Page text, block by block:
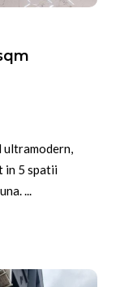
ultramodern,
in 5 spatii
...